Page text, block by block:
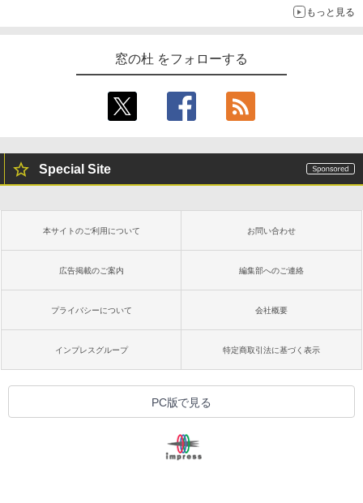
もっと見る
窓の杜 をフォローする
Special Site
本サイトのご利用について お問い合わせ
広告掲載のご案内 編集部へのご連絡
プライバシーについて 会社概要
インプレスグループ 特定商取引法に基づく表示
PC版で見る